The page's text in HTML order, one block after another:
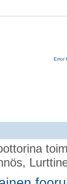
Error